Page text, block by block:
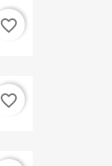
favorite_border
favorite_border